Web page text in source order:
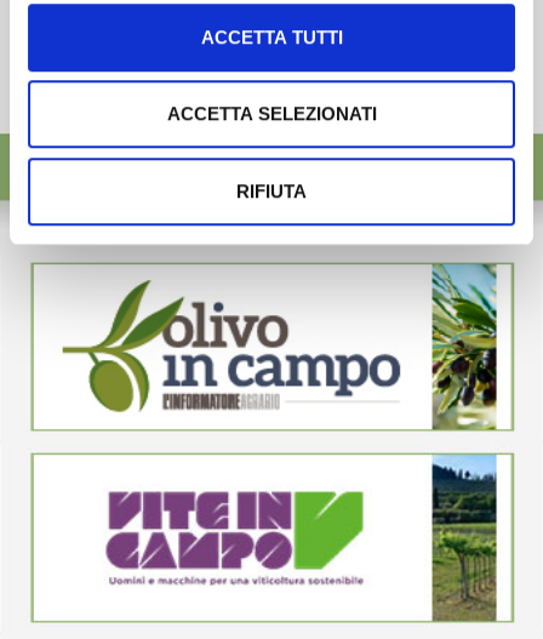
ACCETTA TUTTI
ACCETTA SELEZIONATI
RIFIUTA